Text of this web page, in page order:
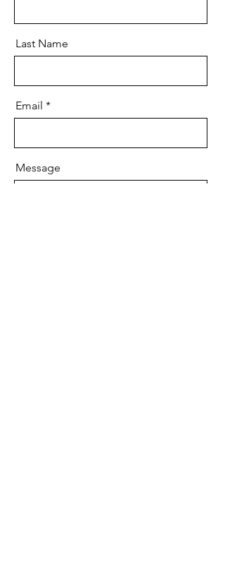
Last Name
Email
Message